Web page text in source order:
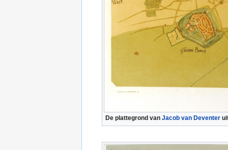
De plattegrond van Jacob van Deventer